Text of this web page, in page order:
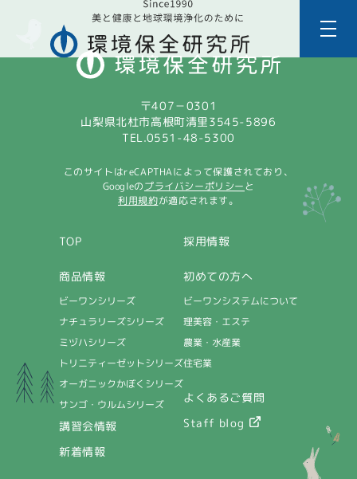
〒407－0301
山梨県北杜市高根町清里3545-5896
TEL.0551-48-5300
このサイトはreCAPTHAによって保護されており、
Googleのプライバシーポリシーと
利用規約が適応されます。
TOP
商品情報
ビーワンシリーズ
ナチュラリーズシリーズ
ミヅハシリーズ
トリニティーゼットシリーズ
オーガニックかぼくシリーズ
サンゴ・ウルムシリーズ
講習会情報
新着情報
採用情報
初めての方へ
ビーワンシステムについて
理美容・エステ
農業・水産業
住宅業
よくあるご質問
Staff blog